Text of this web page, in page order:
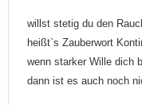
willst stetig du den
heißt`s Zauberwort
wenn starker Wille dich
dann ist es auch noch